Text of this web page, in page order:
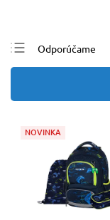
Odporúčame
Najlacnejšie
Abecedne
NOVINKA